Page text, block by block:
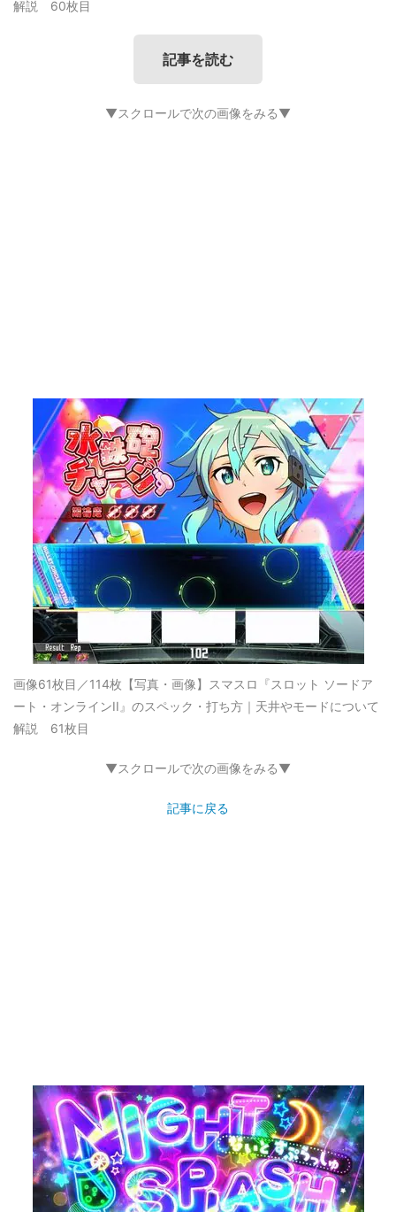
解説 60枚目
記事を読む
▼スクロールで次の画像をみる▼
画像61枚目／114枚 【写真・画像】スマスロ『スロット ソードア
ート・オンラインII』のスペック・打ち方｜天井やモードについて
解説 61枚目
▼スクロールで次の画像をみる▼
記事に戻る